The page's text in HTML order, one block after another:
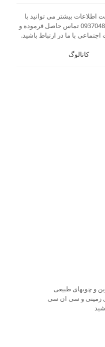
اطلاعات بیشتر می توانید با
شماره 09370489261 تماس حاصل فرموده و
با ما در ارتباط باشید.
کاتالوگ
و چوبهای طبیعی
زمینی و سی ان سی